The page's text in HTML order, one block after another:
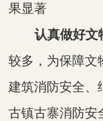
果显著
认真做好文
较多，为保障文
建筑消防安全、
古镇古寨消防安